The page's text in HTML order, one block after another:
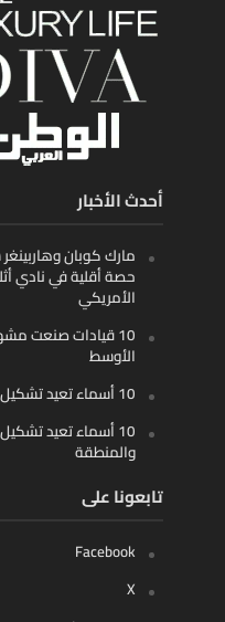
أحدث الأخبار
مارك كوبان
حصة أقلية في نادي
الأمريكي
10 قيادات صنعت
الأوسط
10 أسماء تعيد تشكيل اللوجستيات الذكية في الخليج
10 أسماء تعيد
والمنطقة
تابعونا على
Facebook
X